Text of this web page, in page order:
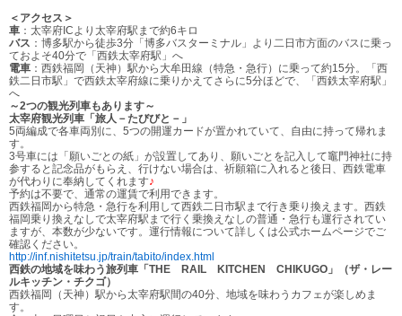
＜アクセス＞
車 ：太宰府ICより太宰府駅まで約6キロ
バス ：博多駅から徒歩3分「博多バスターミナル」より二日市方面のバスに乗っ
ておよそ40分で「西鉄太宰府駅」へ
電車 ：西鉄福岡（天神）駅から大牟田線（特急・急行）に乗って約15分。「西
鉄二日市駅」で西鉄太宰府線に乗りかえてさらに5分ほどで、「西鉄太宰府駅」
へ
～2つの観光列車もあります～
太宰府観光列車「旅人－たびびと－」
5両編成で各車両別に、5つの開運カードが置かれていて、自由に持って帰れま
す。
3号車には「願いごとの紙」が設置してあり、願いごとを記入して竈門神社に持
参すると記念品がもらえ、行けない場合は、祈願箱に入れると後日、西鉄電車
が代わりに奉納してくれます♪
予約は不要で、通常の運賃で利用できます。
西鉄福岡から特急・急行を利用して西鉄二日市駅まで行き乗り換えます。西鉄
福岡乗り換えなしで太宰府駅まで行く乗換えなしの普通・急行も運行されてい
ますが、本数が少ないです。運行情報について詳しくは公式ホームページでご
確認ください。
http://inf.nishitetsu.jp/train/tabito/index.html
西鉄の地域を味わう旅列車「THE RAIL KITCHEN CHIKUGO」（ザ・レー
ルキッチン・チクゴ）
西鉄福岡（天神）駅から太宰府駅間の40分、地域を味わうカフェが楽しめま
す。